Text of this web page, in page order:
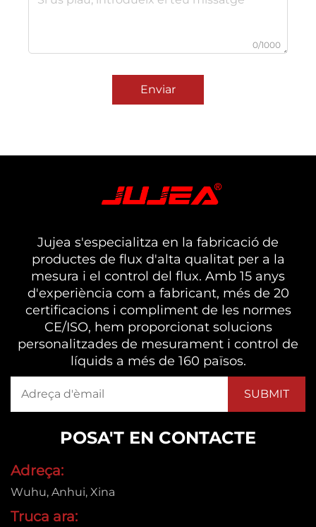
0/1000
Enviar
Jujea s'especialitza en la fabricació de
productes de flux d'alta qualitat per a la
mesura i el control del flux. Amb 15 anys
d'experiència com a fabricant, més de 20
certificacions i compliment de les normes
CE/ISO, hem proporcionat solucions
personalitzades de mesurament i control de
líquids a més de 160 països.
POSA'T EN CONTACTE
Adreça:
Wuhu, Anhui, Xina
Truca ara: